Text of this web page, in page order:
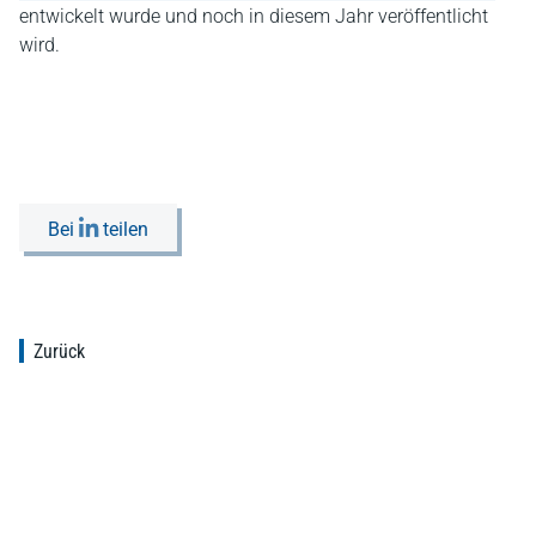
entwickelt wurde und noch in diesem Jahr veröffentlicht
wird.
Bei teilen
Zurück